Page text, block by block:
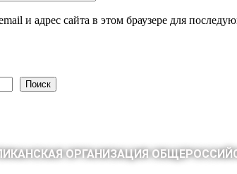
и адрес сайта в этом браузере для
Поиск
ОРГАНИЗАЦИЯ